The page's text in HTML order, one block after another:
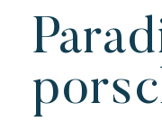
I nostri
L'esperienza